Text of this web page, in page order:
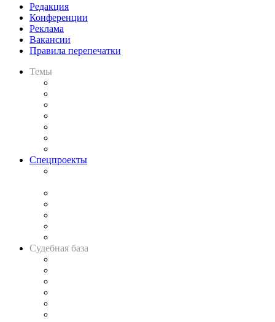
Редакция
Конференции
Реклама
Вакансии
Правила перепечатки
Темы
Спецпроекты
Судебная база